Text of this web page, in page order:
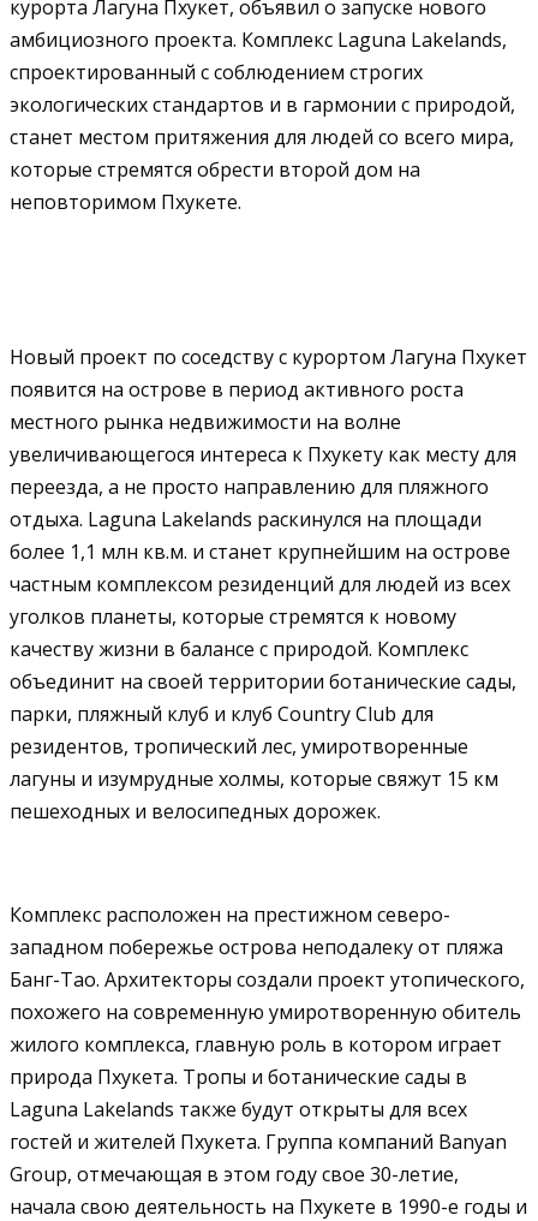
курорта Лагуна Пхукет, объявил о запуске нового
амбициозного проекта. Комплекс Laguna Lakelands,
спроектированный с соблюдением строгих
экологических стандартов и в гармонии с природой,
станет местом притяжения для людей со всего мира,
которые стремятся обрести второй дом на
неповторимом Пхукете.
Новый проект по соседству с курортом Лагуна Пхукет
появится на острове в период активного роста
местного рынка недвижимости на волне
увеличивающегося интереса к Пхукету как месту для
переезда, а не просто направлению для пляжного
отдыха. Laguna Lakelands раскинулся на площади
более 1,1 млн кв.м. и станет крупнейшим на острове
частным комплексом резиденций для людей из всех
уголков планеты, которые стремятся к новому
качеству жизни в балансе с природой. Комплекс
объединит на своей территории ботанические сады,
парки, пляжный клуб и клуб Country Club для
резидентов, тропический лес, умиротворенные
лагуны и изумрудные холмы, которые свяжут 15 км
пешеходных и велосипедных дорожек.
Комплекс расположен на престижном северо-
западном побережье острова неподалеку от пляжа
Банг-Тао. Архитекторы создали проект утопического,
похожего на современную умиротворенную обитель
жилого комплекса, главную роль в котором играет
природа Пхукета. Тропы и ботанические сады в
Laguna Lakelands также будут открыты для всех
гостей и жителей Пхукета. Группа компаний Banyan
Group, отмечающая в этом году свое 30-летие,
начала свою деятельность на Пхукете в 1990-е годы и